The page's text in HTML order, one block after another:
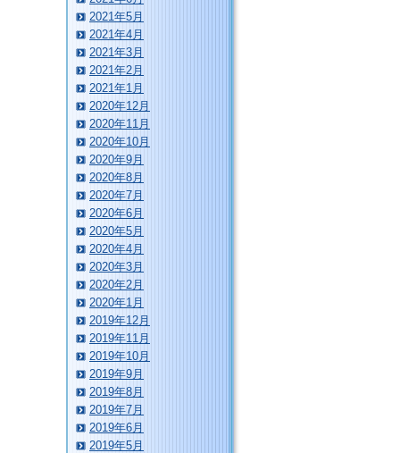
2021年5月
2021年4月
2021年3月
2021年2月
2021年1月
2020年12月
2020年11月
2020年10月
2020年9月
2020年8月
2020年7月
2020年6月
2020年5月
2020年4月
2020年3月
2020年2月
2020年1月
2019年12月
2019年11月
2019年10月
2019年9月
2019年8月
2019年7月
2019年6月
2019年5月